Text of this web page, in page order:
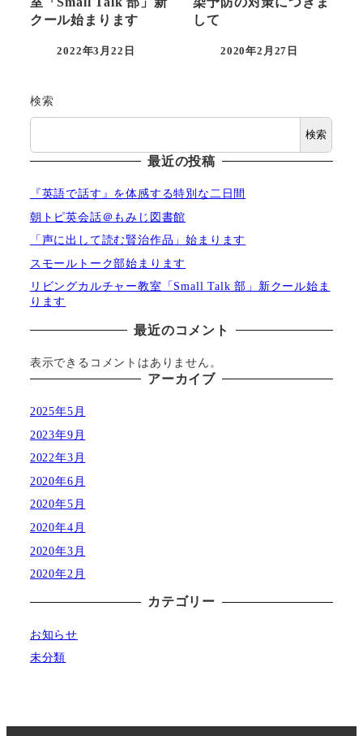
クール始まります
投稿日
2022年3月22日
して
投稿日
2020年2月27日
検索
検索
最近の投稿
『英語で話す』を体感する特別な二日間
朝トピ英会話＠もみじ図書館
「声に出して読む賢治作品」始まります
スモールトーク部始まります
リビングカルチャー教室「Small Talk 部」新クール始ま
ります
最近のコメント
表示できるコメントはありません。
アーカイブ
2025年5月
2023年9月
2022年3月
2020年6月
2020年5月
2020年4月
2020年3月
2020年2月
カテゴリー
お知らせ
未分類